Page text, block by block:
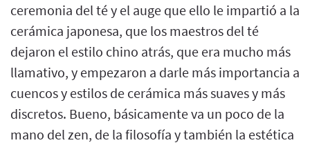
ceremonia del té y el auge que ello le impartió a la
cerámica japonesa, que los maestros del té
dejaron el estilo chino atrás, que era mucho más
llamativo, y empezaron a darle más importancia a
cuencos y estilos de cerámica más suaves y más
discretos. Bueno, básicamente va un poco de la
mano del zen, de la filosofía y también la estética